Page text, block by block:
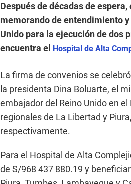
Después de décadas de
memorando de entendimiento
Unido para la ejecución de dos
encuentra el Hospital de Alta
La firma de convenios se
la presidenta Dina Boluarte, el
embajador del Reino Unido en
regionales de La Libertad y
respectivamente.
Para el Hospital de Alta
de S/968 437 880.19 y